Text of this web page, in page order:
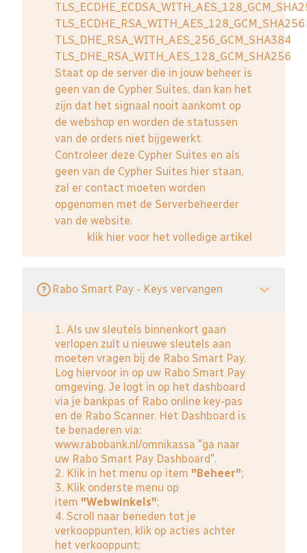
TLS_ECDHE_RSA_WITH_AES_128_GCM_SHA256
TLS_DHE_RSA_WITH_AES_256_GCM_SHA384
TLS_DHE_RSA_WITH_AES_128_GCM_SHA256
Staat op de server die in jouw beheer is
geen van de Cypher Suites, dan kan het
zijn dat het signaal nooit aankomt op
de webshop en worden de statussen
van de orders niet bijgewerkt.
Controleer deze Cypher Suites en als
geen van de Cypher Suites hier staan,
zal er contact moeten worden
opgenomen met de Serverbeheerder
van de website.
klik hier voor het volledige artikel
Rabo Smart Pay - Keys vervangen
1. Als uw sleutels binnenkort gaan
verlopen zult u nieuwe sleutels aan
moeten vragen bij de Rabo Smart Pay.
Log hiervoor in op uw Rabo Smart Pay
omgeving. Je logt in op het dashboard
via je bankpas of Rabo online key-pas
en de Rabo Scanner. Het Dashboard is
te benaderen via:
www.rabobank.nl/omnikassa "ga naar
uw Rabo Smart Pay Dashboard".
2. Klik in het menu op item "Beheer";
3. Klik onderste menu op
item "Webwinkels";
4. Scroll naar beneden tot je
verkooppunten, klik op acties achter
het verkooppunt;